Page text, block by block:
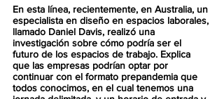
En esta línea, recientemente, en Australia, un
especialista en diseño en espacios laborales,
llamado Daniel Davis, realizó una
investigación sobre cómo podría ser el
futuro de los espacios de trabajo. Explica
que las empresas podrían optar por
continuar con el formato prepandemia que
todos conocimos, en el cual tenemos una